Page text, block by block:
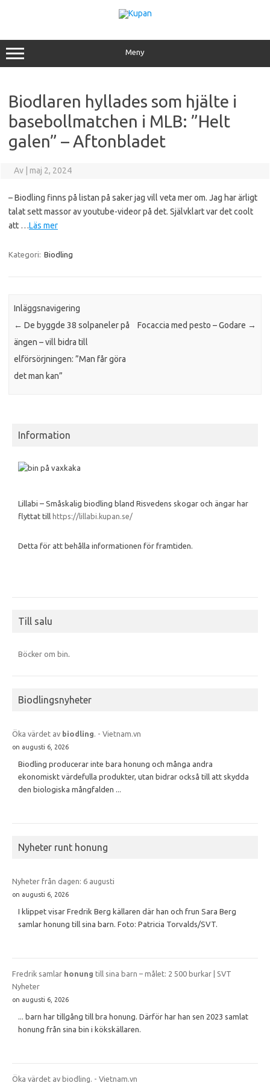
Meny
Biodlaren hyllades som hjälte i
basebollmatchen i MLB: ”Helt
galen” – Aftonbladet
Av maj 2, 2024
– Biodling finns på listan på saker jag vill veta mer om. Jag har ärligt
talat sett massor av youtube-videor på det. Självklart var det coolt
att …Läs mer
Kategori: Biodling
Inläggsnavigering
← De byggde 38 solpaneler på
ängen – vill bidra till
elförsörjningen: ”Man får göra
det man kan”
Focaccia med pesto – Godare →
Information
Lillabi – Småskalig biodling bland Risvedens skogar och ängar har
flyttat till https://lillabi.kupan.se/
Detta för att behålla informationen för framtiden.
Till salu
Böcker om bin
Biodlingsnyheter
Öka värdet av biodling . - Vietnam.vn
on augusti 6, 2026
Biodling producerar inte bara honung och många andra
ekonomiskt värdefulla produkter, utan bidrar också till att skydda
den biologiska mångfalden ...
Nyheter runt honung
Nyheter från dagen: 6 augusti
on augusti 6, 2026
I klippet visar Fredrik Berg källaren där han och frun Sara Berg
samlar honung till sina barn. Foto: Patricia Torvalds/SVT.
Fredrik samlar honung till sina barn – målet: 2 500 burkar | SVT
Nyheter
on augusti 6, 2026
... barn har tillgång till bra honung. Därför har han sen 2023 samlat
honung från sina bin i kökskällaren.
Öka värdet av biodling. - Vietnam.vn